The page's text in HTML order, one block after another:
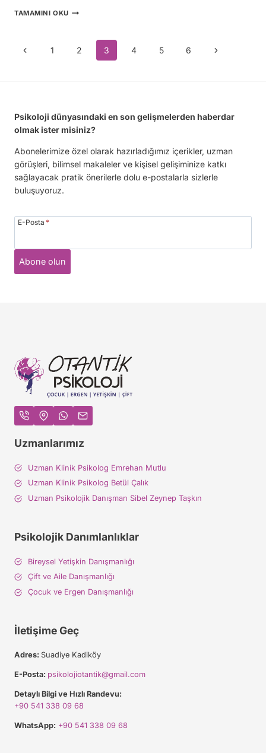
TAMAMINI OKU ERGENLİKTE
DİNAMİKLERİNİN
Page
Previous
1 2 3 4 5 6
Next
Psikoloji dünyasındaki en son gelişmelerden haberdar
olmak ister misiniz?
Abonelerimize özel olarak hazırladığımız içerikler, uzman
görüşleri, bilimsel makaleler ve kişisel gelişiminize katkı
sağlayacak pratik önerilerle dolu e-postalarla sizlerle
buluşuyoruz.
E-Posta *
Abone olun
Uzmanlarımız
Uzman Klinik Psikolog Emrehan Mutlu
Uzman Klinik Psikolog Betül Çalık
Uzman Psikolojik Danışman Sibel Zeynep Taşkın
Psikolojik Danımlanlıklar
Bireysel Yetişkin Danışmanlığı
Çift ve Aile Danışmanlığı
Çocuk ve Ergen Danışmanlığı
İletişime Geç
Adres: Suadiye Kadiköy
E-Posta: psikolojiotantik@gmail.com
Detaylı Bilgi ve Hızlı Randevu:
+90 541 338 09 68
WhatsApp: +90 541 338 09 68